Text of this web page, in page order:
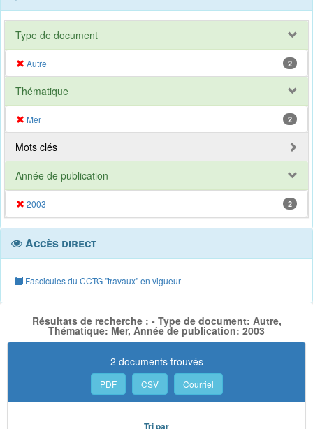
Type de document
Autre 2
Thématique
Mer 2
Mots clés
Année de publication
2003 2
Accès direct
Fascicules du CCTG "travaux" en vigueur
Résultats de recherche : - Type de document: Autre,
Thématique: Mer, Année de publication: 2003
2 documents trouvés
PDF CSV Courriel
Tri par